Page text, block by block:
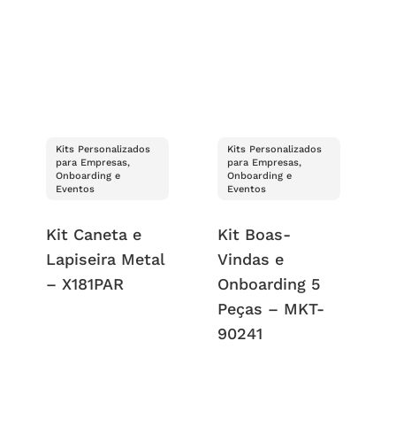
Kits Personalizados
para Empresas,
Onboarding e
Eventos
Kit Caneta e
Lapiseira Metal
– X181PAR
Kits Personalizados
para Empresas,
Onboarding e
Eventos
Kit Boas-
Vindas e
Onboarding 5
Peças – MKT-
90241